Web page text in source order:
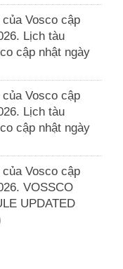
Vosco cập
Lịch tàu
cập nhật ngày
Vosco cập
Lịch tàu
cập nhật ngày
Vosco cập
VOSSCO
UPDATED